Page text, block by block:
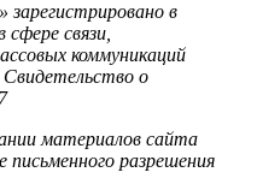
зарегистрировано в
связи,
коммуникаций
Свидетельство о
материалов сайта
письменного разрешения